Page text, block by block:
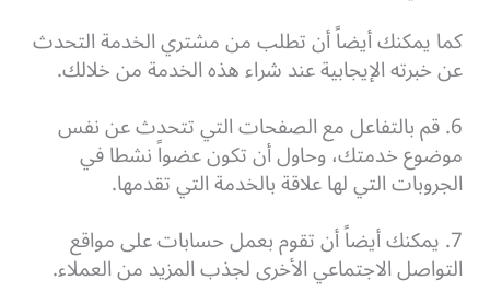
كما يمكنك أيضاً أن تطلب من مشتري الخدمة التحدث
عن خبرته الإيجابية عند شراء هذه الخدمة من خلالك.
6. قم بالتفاعل مع الصفحات التي تتحدث عن نفس
موضوع خدمتك، وحاول أن تكون عضواً نشطا في
الجروبات التي لها علاقة بالخدمة التي تقدمها.
7. يمكنك أيضاً أن تقوم بعمل حسابات على مواقع
التواصل الاجتماعي الأخرى لجذب المزيد من العملاء.